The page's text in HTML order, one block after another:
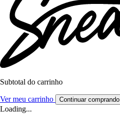
Subtotal do carrinho
Ver meu carrinho Continuar comprando
Loading...